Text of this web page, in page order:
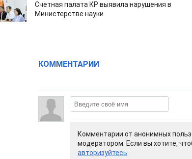
Счетная палата КР выявила нарушения в
Министерстве науки
КОММЕНТАРИИ
Комментарии от анонимных
модератором. Если вы хотите,
авторизуйтесь